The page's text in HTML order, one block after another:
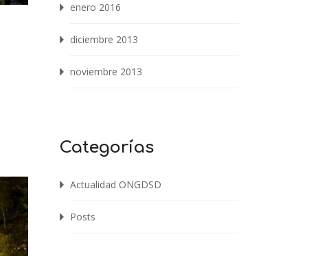
enero 2016
diciembre 2013
noviembre 2013
Categorías
Actualidad ONGDSD
Posts